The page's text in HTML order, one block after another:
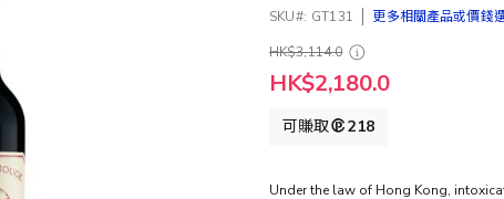
SKU GT131
更多相關產品或價錢
HK$3,114.0
特
殊HK$2,180.0
可賺取 218
Under the law of Hong Kong,